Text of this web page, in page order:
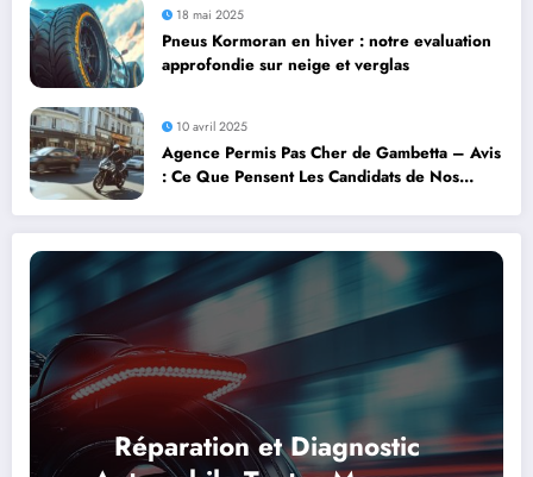
18 mai 2025
Pneus Kormoran en hiver : notre evaluation
approfondie sur neige et verglas
10 avril 2025
Agence Permis Pas Cher de Gambetta – Avis
: Ce Que Pensent Les Candidats de Nos
Réparation et Diagnostic